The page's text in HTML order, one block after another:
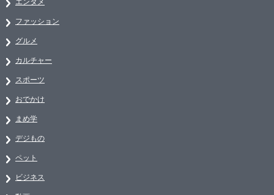
ファッション
グルメ
カルチャー
スポーツ
おでかけ
まめ学
デジもの
ペット
ビジネス